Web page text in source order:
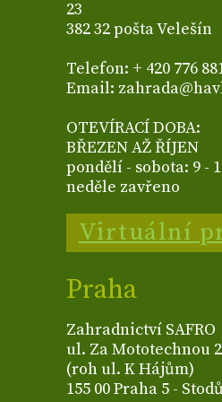
23
382 32 pošta Velešín
Telefon: + 420 776
Email:
OTEVÍRACÍ DOBA:
BŘEZEN AŽ ŘÍJEN
pondělí - sobota: 9 -
neděle zavřeno
Virtuální
Praha
Zahradnictví SAFRO
ul. Za Mototechnou
(roh ul. K Hájům)
155 00 Praha 5 -